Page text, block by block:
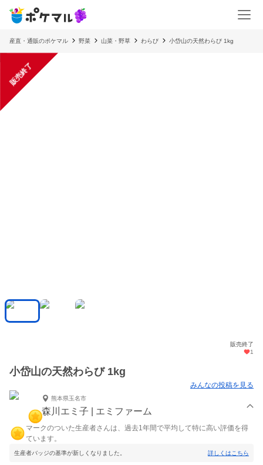
産直・通販のポケマル 野菜 山菜・野草 わらび 小岱山の天然わらび 1kg
販売終了
販売終了
1
小岱山の天然わらび 1kg
みんなの投稿を見る
熊本県玉名市
森川エミ子 | エミファーム
マークのついた生産者さんは、過去1年間で平均して特に高い評価を得
ています。
生産者バッジの基準が新しくなりました。 詳しくはこちら